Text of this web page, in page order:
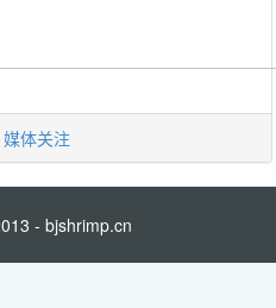
媒体关注
- bjshrimp.cn